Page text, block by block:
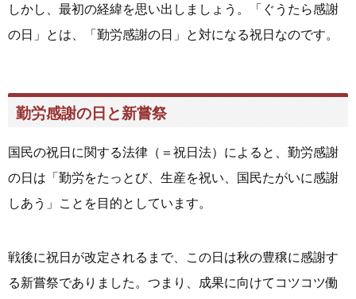
しかし、最初の経緯を思い出しましょう。「ぐうたら感謝
の日」とは、「勤労感謝の日」と対になる祝日なのです。
勤労感謝の日と新嘗祭
国民の祝日に関する法律（＝祝日法）によると、勤労感謝
の日は「勤労をたっとび、生産を祝い、国民たがいに感謝
しあう」ことを目的としています。
戦後に祝日が改定されるまで、この日は秋の豊穣に感謝す
る新嘗祭でありました。つまり、成果に向けてコツコツ働